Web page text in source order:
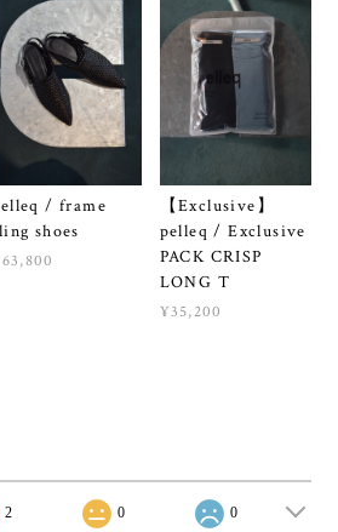
/ frame
shoes
【Exclusive】
pelleq / Exclusive
PACK CRISP
LONG T
¥35,200
2 0 0